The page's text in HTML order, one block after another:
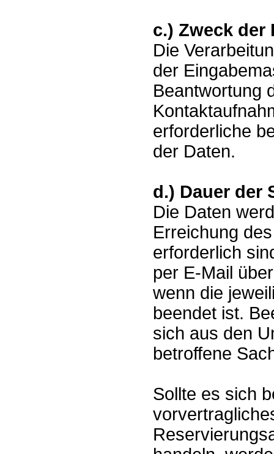
c.) Zweck der
Die
der
Beantwortung
erforderliche
der Daten.
d.) Dauer der
Die Daten
Erreichung
erforderlich
per E-Mail
wenn die
beendet ist.
sich aus den
betroffene
Sollte es sich